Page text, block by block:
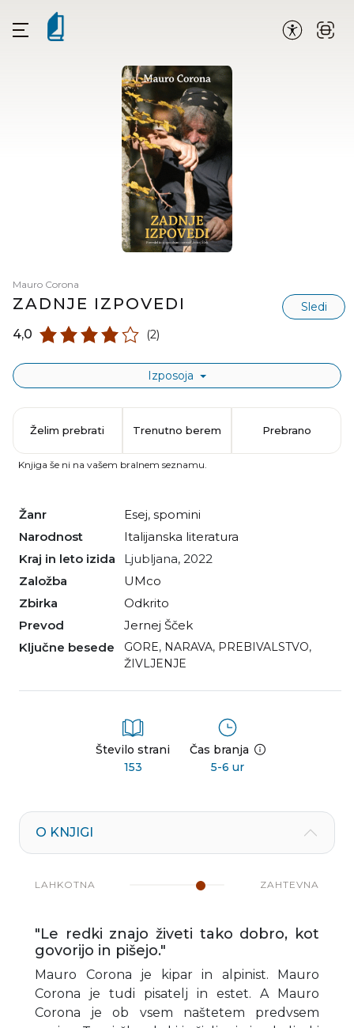
Mauro Corona
ZADNJE IZPOVEDI Sledi
4,0 (2)
Izposoja
Žanr esej, spomini
Narodnost
italijanska literatura
Kraj in leto izida
Ljubljana, 2022
Založba
UMco
Zbirka
Odkrito
Prevod
Jernej Šček
Ključne besede
GORE, NARAVA, PREBIVALSTVO,
ŽIVLJENJE
Število strani
153
Čas branja
5-6 ur
Želim prebrati Trenutno berem Prebrano
Knjiga še ni na vašem bralnem seznamu.
O KNJIGI
LAHKOTNA ZAHTEVNA
"Le redki znajo živeti tako dobro, kot
govorijo in pišejo."
Mauro Corona je kipar in alpinist. Mauro
Corona je tudi pisatelj in estet. A Mauro
Corona je ob vsem naštetem predvsem